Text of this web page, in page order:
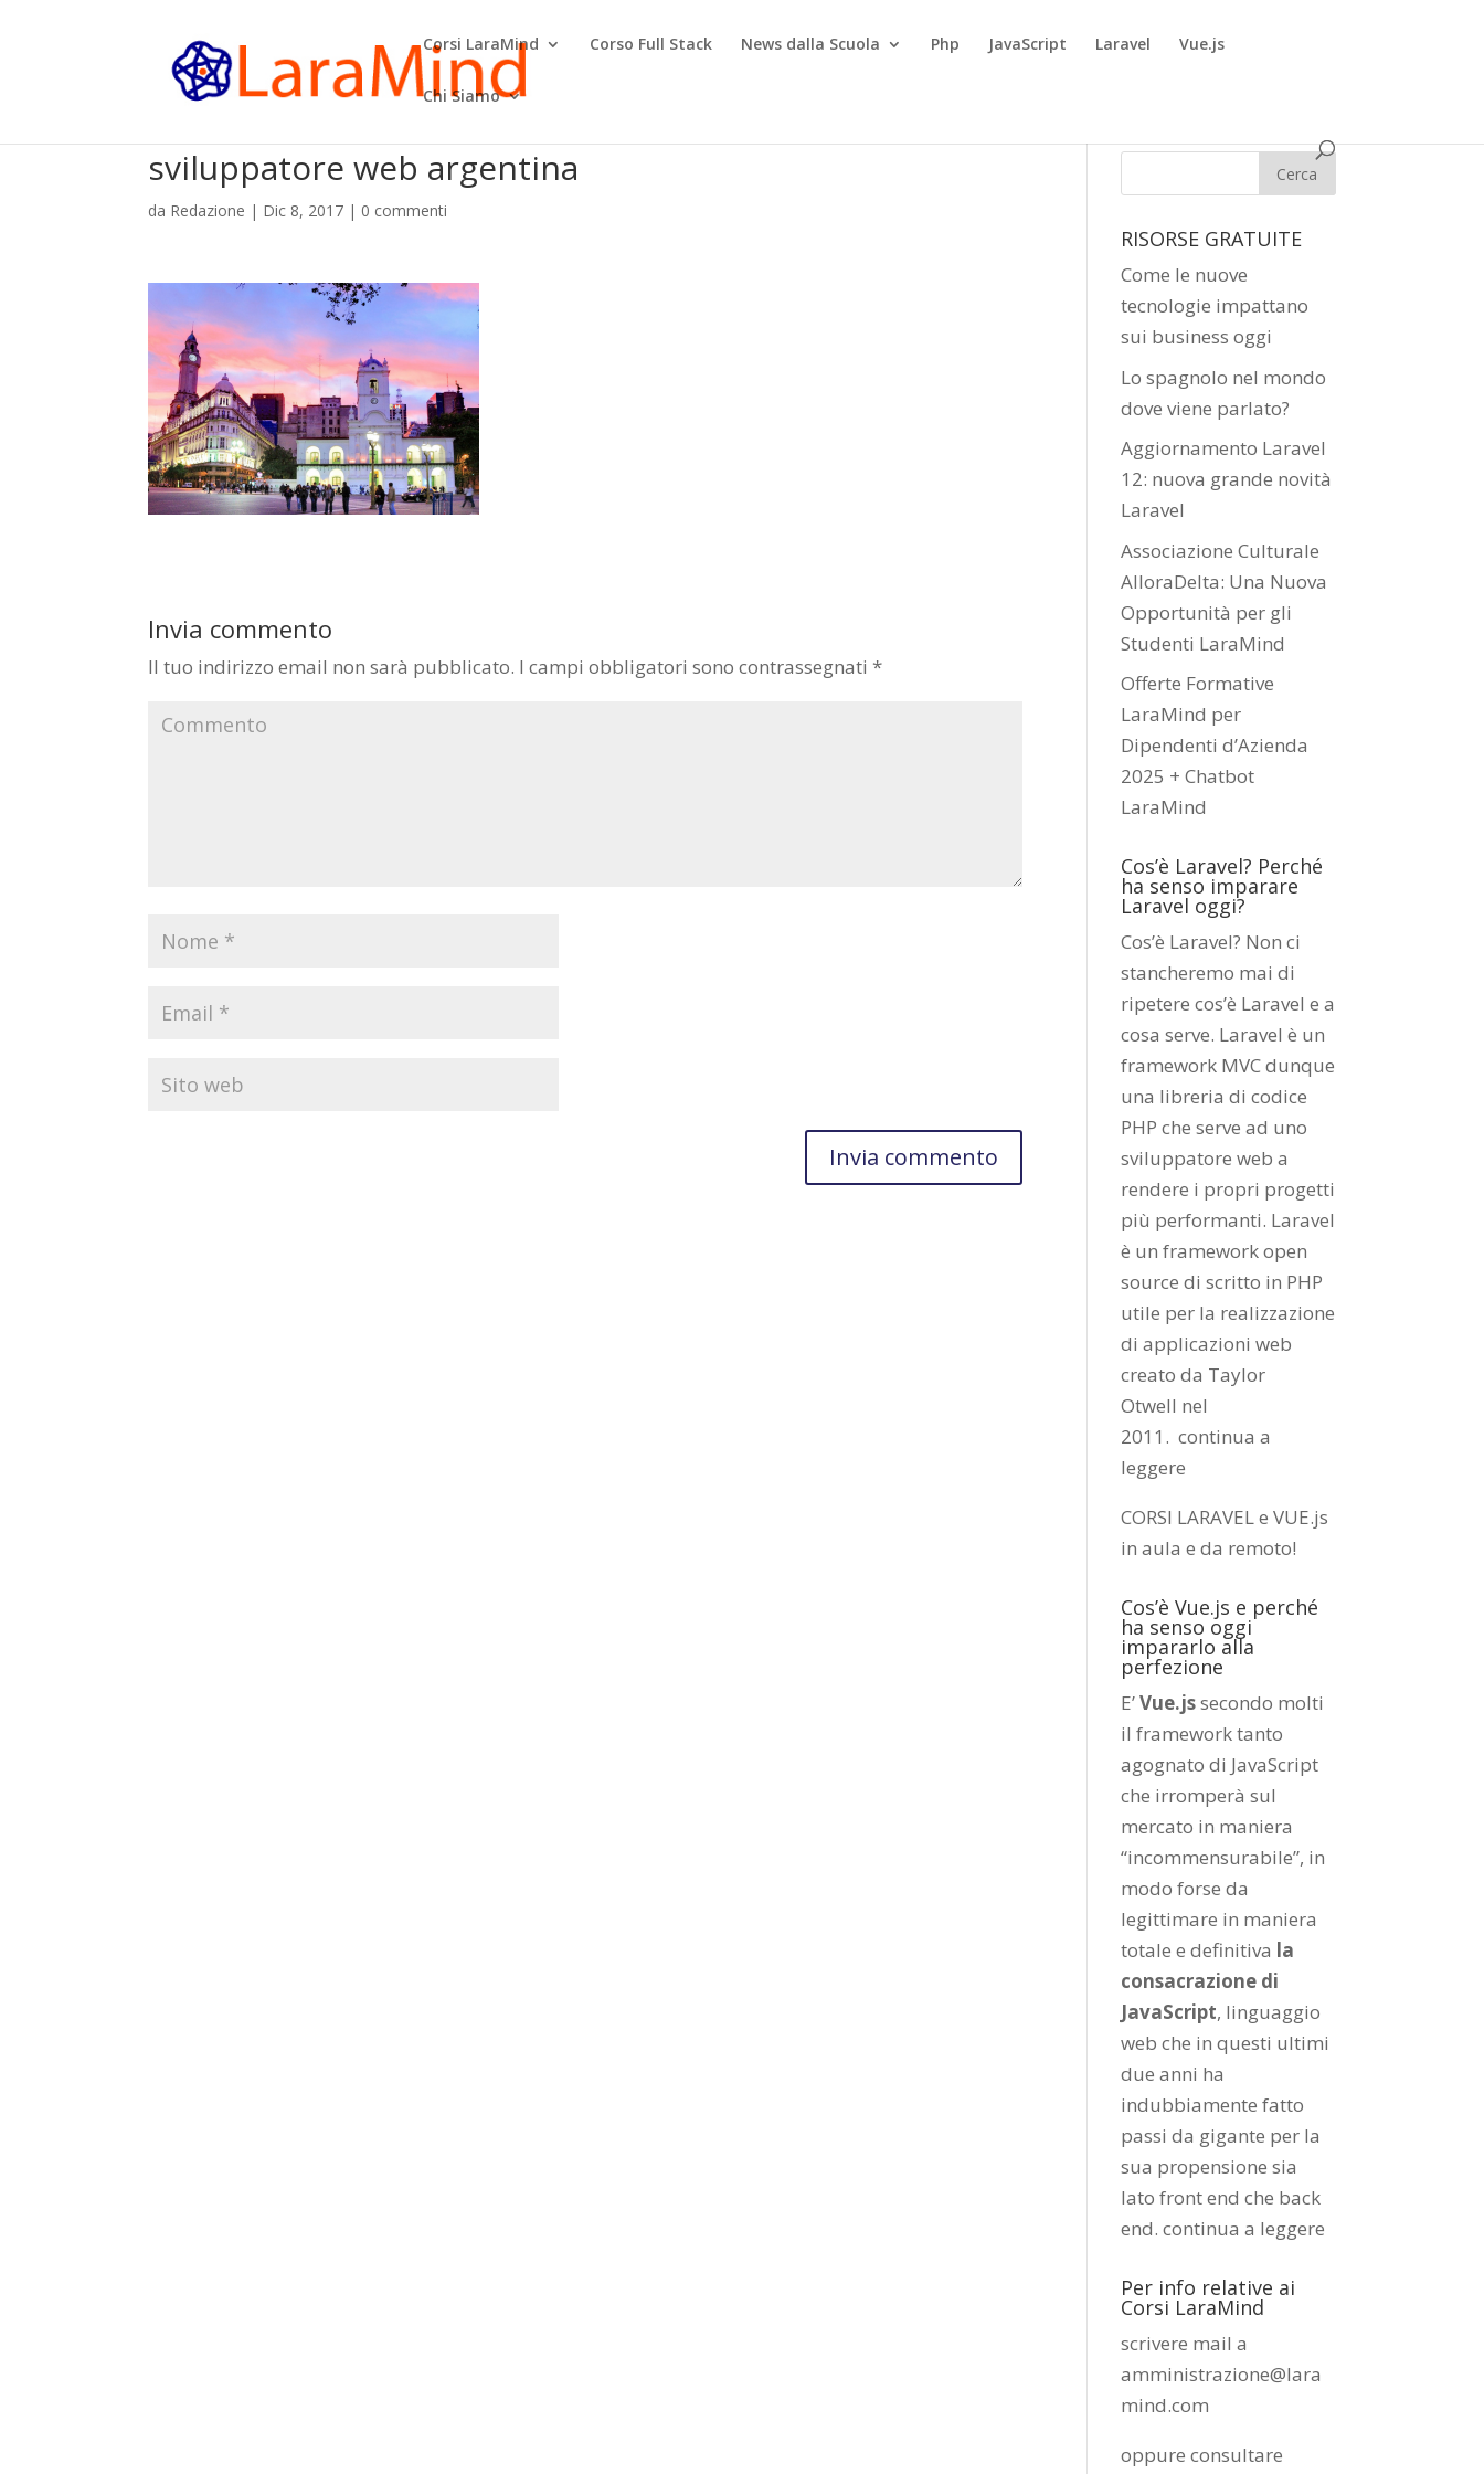
Corsi LaraMind Corso Full Stack News dalla Scuola Php JavaScript Laravel Vue.js
Chi Siamo
sviluppatore web argentina
da Redazione | Dic 8, 2017 | 0 commenti
Invia commento
Il tuo indirizzo email non sarà pubblicato. I campi obbligatori sono contrassegnati *
RISORSE GRATUITE
Come le nuove
tecnologie impattano
sui business oggi
Lo spagnolo nel mondo
dove viene parlato?
Aggiornamento Laravel
12: nuova grande novità
Laravel
Associazione Culturale
AlloraDelta: Una Nuova
Opportunità per gli
Studenti LaraMind
Offerte Formative
LaraMind per
Dipendenti d’Azienda
2025 + Chatbot
LaraMind
Cos’è Laravel? Perché
ha senso imparare
Laravel oggi?
Cos’è Laravel? Non ci
stancheremo mai di
ripetere cos’è Laravel e a
cosa serve. Laravel è un
framework MVC dunque
una libreria di codice
PHP che serve ad uno
sviluppatore web a
rendere i propri progetti
più performanti. Laravel
è un framework open
source di scritto in PHP
utile per la realizzazione
di applicazioni web
creato da Taylor
Otwell nel
2011.continua a
leggere
CORSI LARAVEL e VUE.js
in aula e da remoto!
Cos’è Vue.js e perché
ha senso oggi
impararlo alla
perfezione
E’Vue.jssecondo molti
il framework tanto
agognato di JavaScript
che irromperà sul
mercato in maniera
“incommensurabile”, in
modo forse da
legittimare in maniera
totale e definitiva la
consacrazione di
JavaScript, linguaggio
web che in questi ultimi
due anni ha
indubbiamente fatto
passi da gigante per la
sua propensione sia
lato front end che back
end.continua a leggere
Per info relative ai
Corsi LaraMind
scrivere mail a
amministrazione@lara
mind.com
oppure consultare